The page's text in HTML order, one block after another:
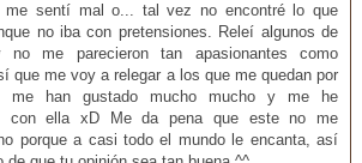
me sentí mal o... tal vez no encontré lo que
no iba con pretensiones. Releí algunos de
me parecieron tan apasionantes como
que me voy a relegar a los que me quedan por
me han gustado mucho mucho y me he
con ella xD Me da pena que este no me
porque a casi todo el mundo le encanta, así